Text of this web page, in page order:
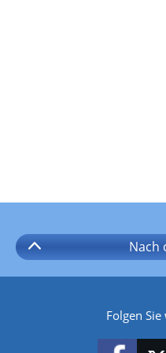
Nach
Folgen